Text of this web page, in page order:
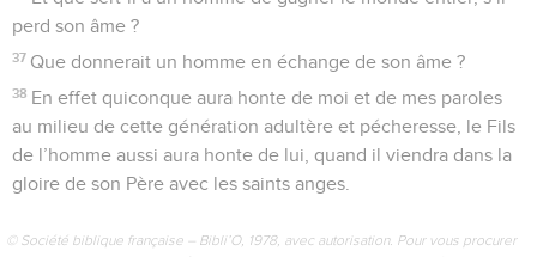
perd son âme ?
37 Que donnerait un homme en échange de son âme ?
38 En effet quiconque aura honte de moi et de mes paroles
au milieu de cette génération adultère et pécheresse, le Fils
de l’homme aussi aura honte de lui, quand il viendra dans la
gloire de son Père avec les saints anges.
© Société biblique française – Bibli’O, 1978, avec autorisation. Pour vous procurer